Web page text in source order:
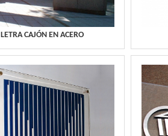
LETRA CAJÓN EN ACERO